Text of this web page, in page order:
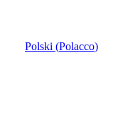
Polski (Polacco)